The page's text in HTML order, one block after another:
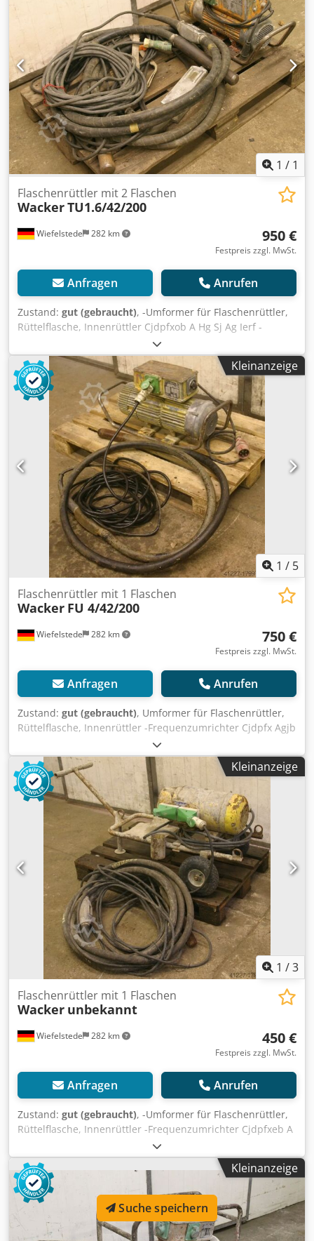
1 / 1
Wiefelstede 282 km
Flaschenrüttler mit 2 Flaschen
WackerTU1.6/42/200
950 €
Festpreis zzgl. MwSt.
Anfragen Anrufen
Zustand: gut (gebraucht), -Umformer für Flaschenrüttler,
Rüttelflasche, Innenrüttler Cjdpfxob A Hg Sj Ag Ierf -
Frequenzumrichter -Rüttelflaschen: 2 -Kabellänge: á 6m -
Gewicht: 100 kg
Kleinanzeige
1 / 5
Wiefelstede 282 km
Flaschenrüttler mit 1 Flaschen
Wacker FU 4/42/200
750 €
Festpreis zzgl. MwSt.
Anfragen Anrufen
Zustand: gut (gebraucht), Umformer für Flaschenrüttler,
Rüttelflasche, Innenrüttler -Frequenzumrichter Cjdpfx Agjb
A Sxde Isrf -Anzahl der Rüttelflasche: 1 -Kabellänge: ca. 6
m -Gewicht: 105 kg
Kleinanzeige
1 /3
Wiefelstede 282 km
Flaschenrüttler mit 1 Flaschen
Wacker unbekannt
450 €
Festpreis zzgl. MwSt.
Anfragen Anrufen
Zustand: gut (gebraucht), -Umformer für Flaschenrüttler,
Rüttelflasche, Innenrüttler -Frequenzumrichter Cjdpfxeb A
Sxve Ag Ijrf -Kabellänge: ca. 6m -Gewicht: 150 kg
Kleinanzeige
Suche speichern